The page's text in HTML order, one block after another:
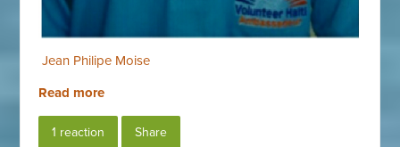
Jean Philipe Moise
Read more
1 reaction Share